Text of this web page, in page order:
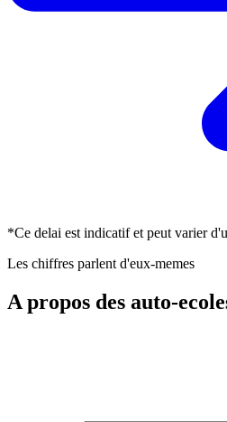
*Ce delai est indicatif et peut varier
Les chiffres parlent d'eux-memes
A propos des auto-